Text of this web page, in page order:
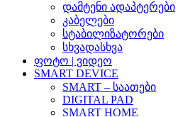
დამტენი ადაპტერები
კაბელები
სტაბილიზატორები
სხვადასხვა
ფოტო | ვიდეო
SMART DEVICE
SMART – საათები
DIGITAL PAD
SMART HOME